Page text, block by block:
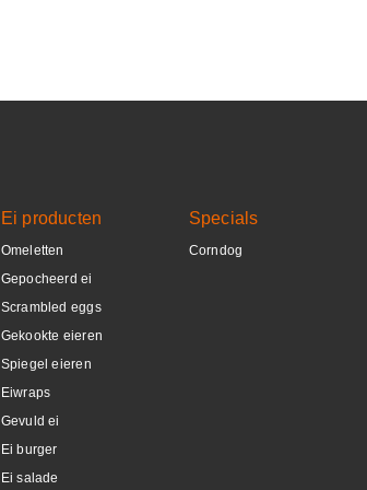
Ei producten
Omeletten
Gepocheerd ei
Scrambled eggs
Gekookte eieren
Spiegel eieren
Eiwraps
Gevuld ei
Ei burger
Ei salade
Specials
Corndog